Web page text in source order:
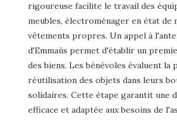
rigoureuse facilite le travail des
meubles, électroménager en état de
vêtements propres. Un appel à
d'Emmaüs permet d'établir un
des biens. Les bénévoles évaluent la
réutilisation des objets dans leurs
solidaires. Cette étape garantit une
efficace et adaptée aux besoins de